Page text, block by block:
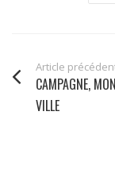
Article
CAMPAGNE,
VILLE